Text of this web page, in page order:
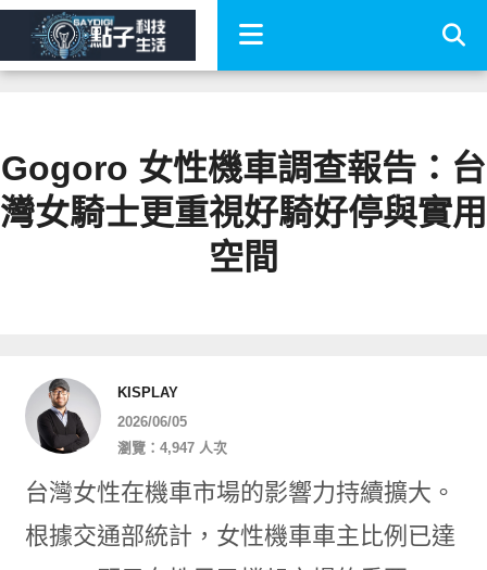
Gogoro 女性機車調查報告：台
灣女騎士更重視好騎好停與實用
空間
KISPLAY
2026/06/05
瀏覽：4,947 人次
台灣女性在機車市場的影響力持續擴大。
根據交通部統計，女性機車車主比例已達